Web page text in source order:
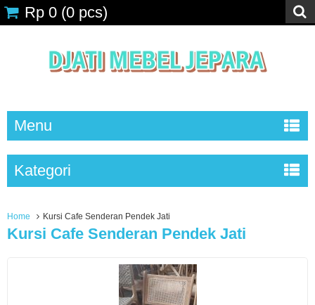
Rp 0 (0 pcs)
Menu
Kategori
Home Kursi Cafe Senderan Pendek Jati
Kursi Cafe Senderan Pendek Jati